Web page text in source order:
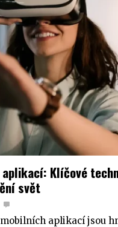
Klíčové
svět
aplikací jsou